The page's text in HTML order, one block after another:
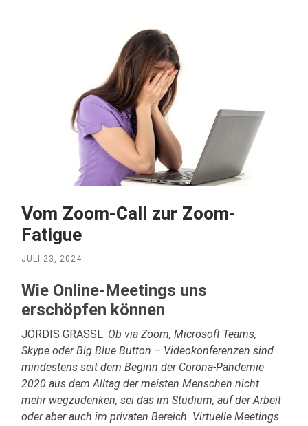
Vom Zoom-Call zur Zoom-
Fatigue
JULI 23, 2024
Wie Online-Meetings uns
erschöpfen können
JÖRDIS GRASSL. Ob via Zoom, Microsoft Teams,
Skype oder Big Blue Button – Videokonferenzen sind
mindestens seit dem Beginn der Corona-Pandemie
2020 aus dem Alltag der meisten Menschen nicht
mehr wegzudenken, sei das im Studium, auf der Arbeit
oder aber auch im privaten Bereich. Virtuelle Meetings